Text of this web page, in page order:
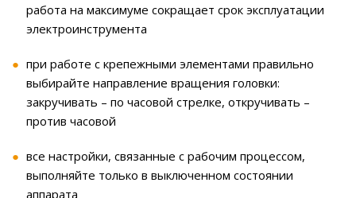
работа на максимуме сокращает срок эксплуатации
электроинструмента
при работе с крепежными элементами правильно
выбирайте направление вращения головки:
закручивать – по часовой стрелке, откручивать –
против часовой
все настройки, связанные с рабочим процессом,
выполняйте только в выключенном состоянии
аппарата